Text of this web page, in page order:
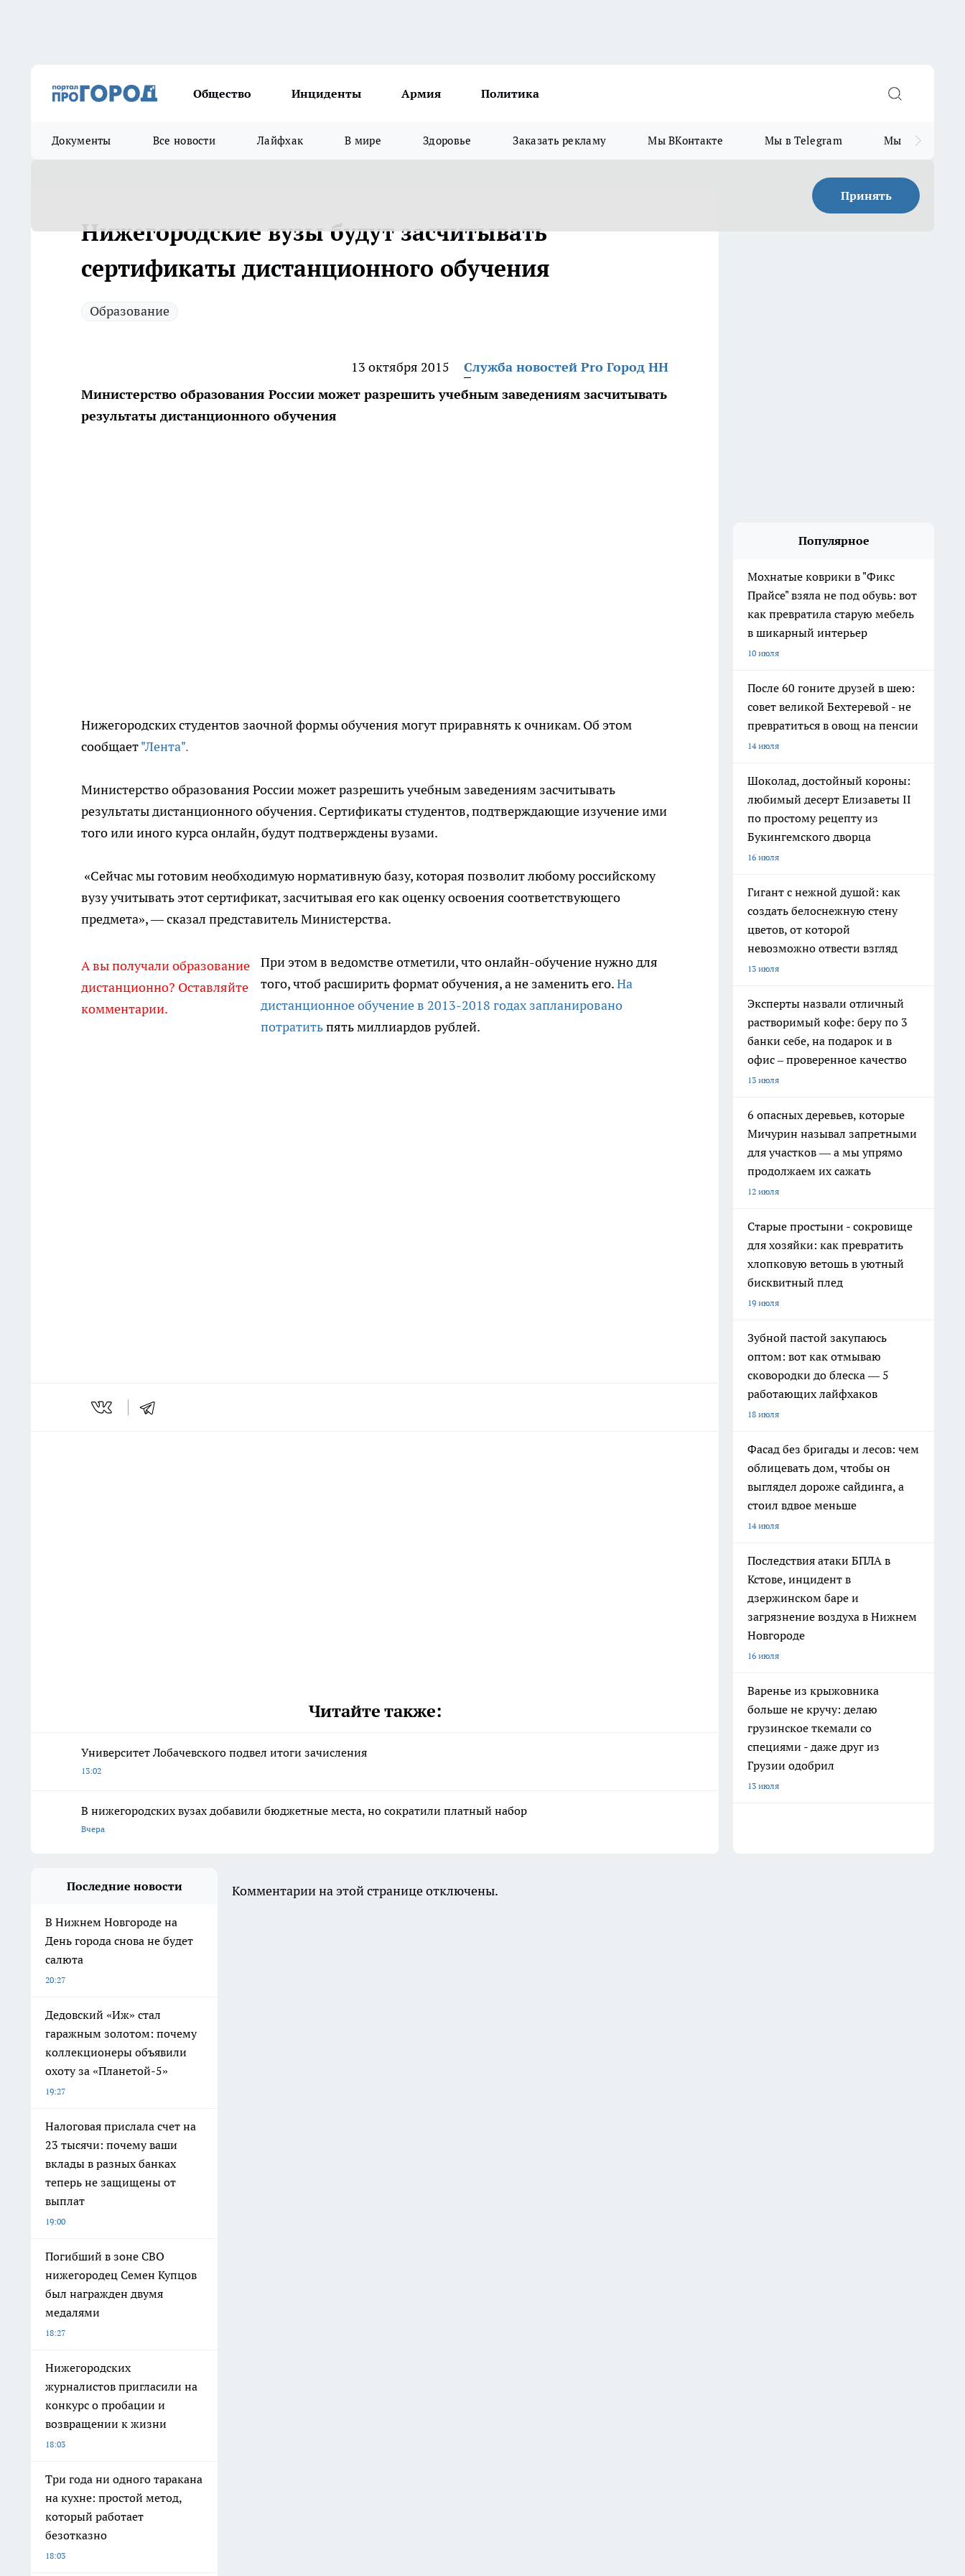
Общество Инциденты Армия Политика
Документы Все новости Лайфхак В мире Здоровье Заказать рекламу Мы ВКонтакте Мы в Telegram Мы в MAX
Принять
Нижегородские вузы будут засчитывать
сертификаты дистанционного обучения
Образование
13 октября 2015
Служба новостей Pro Город НН
Министерство образования России может разрешить учебным заведениям засчитывать
результаты дистанционного обучения
Нижегородских студентов заочной формы обучения могут приравнять к очникам. Об этом
сообщает"Лента".
Министерство образования России может разрешить учебным заведениям засчитывать
результаты дистанционного обучения. Сертификаты студентов, подтверждающие изучение ими
того или иного курса онлайн, будут подтверждены вузами.
«Сейчас мы готовим необходимую нормативную базу, которая позволит любому российскому
вузу учитывать этот сертификат, засчитывая его как оценку освоения соответствующего
предмета», — сказал представитель Министерства.
А вы получали образование
дистанционно? Оставляйте
комментарии.
При этом в ведомстве отметили, что онлайн-обучение нужно для
того, чтоб расширить формат обучения, а не заменить его.На
дистанционное обучение в 2013-2018 годах запланировано
потратитьпять миллиардов рублей.
Читайте также:
Университет Лобачевского подвел итоги зачисления
13:02
В нижегородских вузах добавили бюджетные места, но сократили платный набор
Вчера
Популярное
Мохнатые коврики в "Фикс
Прайсе" взяла не под обувь: вот
как превратила старую мебель
в шикарный интерьер
10 июля
После 60 гоните друзей в шею:
совет великой Бехтеревой - не
превратиться в овощ на пенсии
14 июля
Шоколад, достойный короны:
любимый десерт Елизаветы II
по простому рецепту из
Букингемского дворца
16 июля
Гигант с нежной душой: как
создать белоснежную стену
цветов, от которой
невозможно отвести взгляд
13 июля
Эксперты назвали отличный
растворимый кофе: беру по 3
банки себе, на подарок и в
офис – проверенное качество
13 июля
6 опасных деревьев, которые
Мичурин называл запретными
для участков — а мы упрямо
продолжаем их сажать
12 июля
Старые простыни - сокровище
для хозяйки: как превратить
хлопковую ветошь в уютный
бисквитный плед
19 июля
Зубной пастой закупаюсь
оптом: вот как отмываю
сковородки до блеска — 5
работающих лайфхаков
18 июля
Фасад без бригады и лесов: чем
облицевать дом, чтобы он
выглядел дороже сайдинга, а
стоил вдвое меньше
14 июля
Последствия атаки БПЛА в
Кстове, инцидент в
дзержинском баре и
загрязнение воздуха в Нижнем
Новгороде
16 июля
Варенье из крыжовника
больше не кручу: делаю
грузинское ткемали со
специями - даже друг из
Грузии одобрил
13 июля
Последние новости
В Нижнем Новгороде на
День города снова не будет
салюта
20:27
Дедовский «Иж» стал
гаражным золотом: почему
коллекционеры объявили
охоту за «Планетой-5»
19:27
Налоговая прислала счет на
23 тысячи: почему ваши
вклады в разных банках
теперь не защищены от
выплат
19:00
Погибший в зоне СВО
нижегородец Семен Купцов
был награжден двумя
медалями
18:27
Нижегородских
журналистов пригласили на
конкурс о пробации и
возвращении к жизни
18:03
Три года ни одного таракана
на кухне: простой метод,
который работает
безотказно
18:03
Комментарии на этой странице отключены.